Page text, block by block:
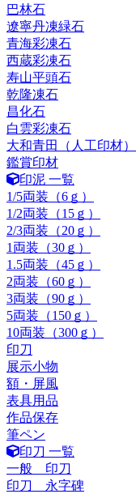
巴林石
遼寧丹凍緑石
青海彩凍石
西蔵彩凍石
寿山平頭石
乾隆凍石
昌化石
白雲彩凍石
大和青田（人工印材）
鑑賞印材
印泥 一覧
1/5両装（6ｇ）
1/2両装（15ｇ）
2/3両装（20ｇ）
1両装（30ｇ）
1.5両装（45ｇ）
2両装（60ｇ）
3両装（90ｇ）
5両装（150ｇ）
10両装（300ｇ）
印刀
展示小物
額・屏風
表具用品
作品保存
筆ペン
印刀 一覧
一般 印刀
印刀 永字碑